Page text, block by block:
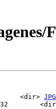
<dir> JPG